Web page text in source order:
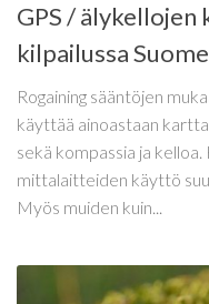
GPS /
kilpailussa
Rogaining sääntöjen
käyttää ainoastaan
sekä kompassia ja
mittalaitteiden käyttö
Myös muiden kuin...